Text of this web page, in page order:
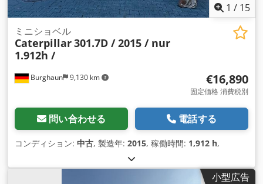
1 / 15
Burghaun 9,130 km
ミニショベル
Caterpillar301.7D / 2015 / nur
1.912h /
€16,890
固定価格 消費税別
問い合わせる 電話する
コンディション: 中古, 製造年: 2015, 稼働時間: 1,912 h,
小型広告